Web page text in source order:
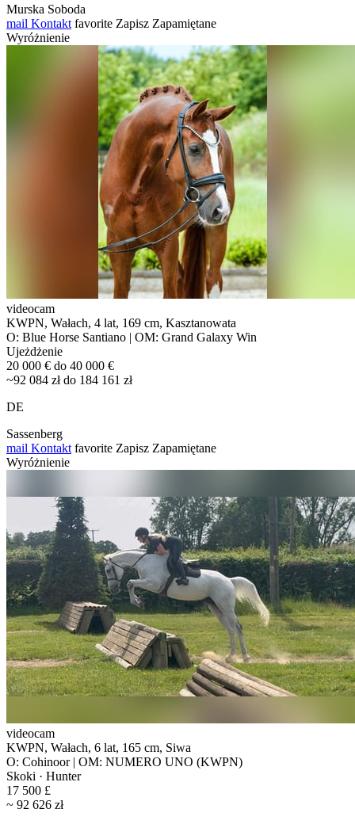
Murska Soboda
mail Kontakt favorite Zapisz Zapamiętane
Wyróżnienie
videocam
KWPN, Wałach, 4 lat, 169 cm, Kasztanowata
O: Blue Horse Santiano | OM: Grand Galaxy Win
Ujeżdżenie
20 000 € do 40 000 €
~92 084 zł do 184 161 zł
DE
Sassenberg
mail Kontakt favorite Zapisz Zapamiętane
Wyróżnienie
videocam
KWPN, Wałach, 6 lat, 165 cm, Siwa
O: Cohinoor | OM: NUMERO UNO (KWPN)
Skoki · Hunter
17 500 £
~ 92 626 zł